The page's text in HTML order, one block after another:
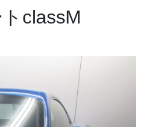
classM